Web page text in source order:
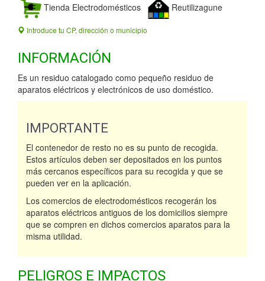
Tienda Electrodomésticos Reutilizagune
Introduce tu CP, dirección o municipio
INFORMACIÓN
Es un residuo catalogado como pequeño residuo de
aparatos eléctricos y electrónicos de uso doméstico.
IMPORTANTE
El contenedor de resto no es su punto de recogida.
Estos artículos deben ser depositados en los puntos
más cercanos específicos para su recogida y que se
pueden ver en la aplicación.
Los comercios de electrodomésticos recogerán los
aparatos eléctricos antiguos de los domicilios siempre
que se compren en dichos comercios aparatos para la
misma utilidad.
PELIGROS E IMPACTOS